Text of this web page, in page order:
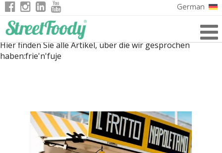
German
English
Hier finden Sie alle Artikel, über die wir gesprochen
haben:frie'n'fuje